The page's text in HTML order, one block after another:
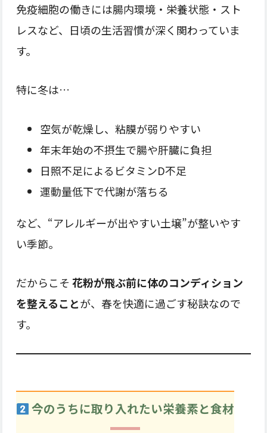
免疫細胞の働きには腸内環境・栄養状態・スト
レスなど、日頃の生活習慣が深く関わっていま
す。
特に冬は…
空気が乾燥し、粘膜が弱りやすい
年末年始の不摂生で腸や肝臓に負担
日照不足によるビタミンD不足
運動量低下で代謝が落ちる
など、“アレルギーが出やすい土壌”が整いやす
い季節。
だからこそ 花粉が飛ぶ前に体のコンディション
を整えることが、春を快適に過ごす秘訣なので
す。
今のうちに取り入れたい栄養素と食材